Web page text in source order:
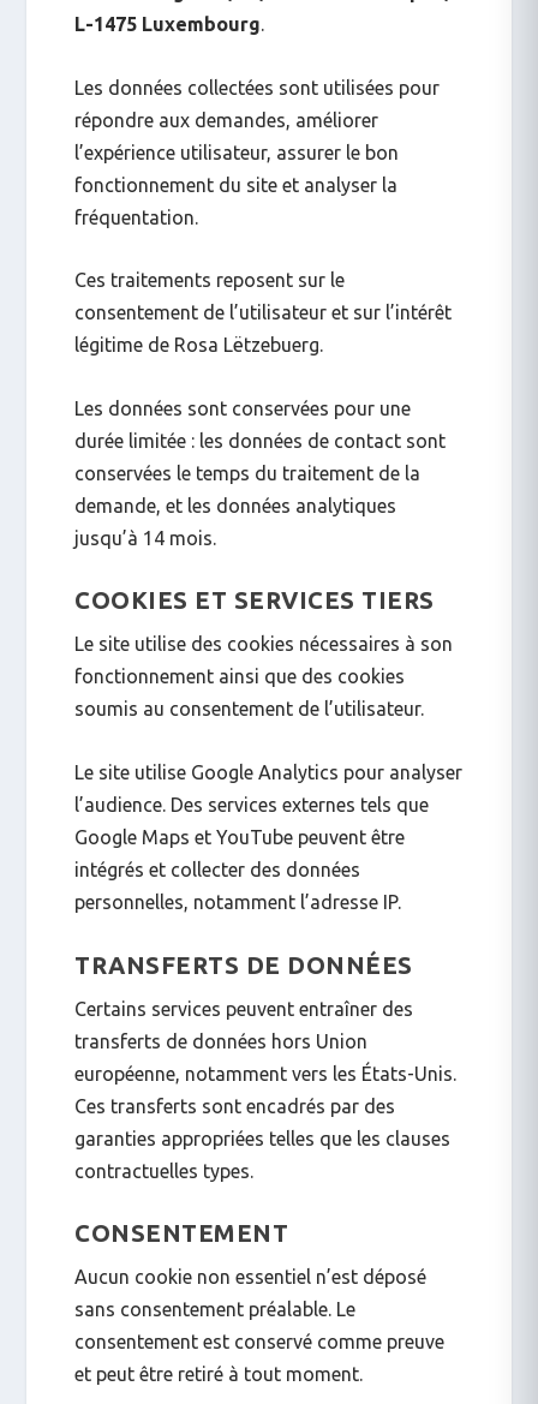
L-1475 Luxembourg.
Les données collectées sont utilisées pour
répondre aux demandes, améliorer
l’expérience utilisateur, assurer le bon
fonctionnement du site et analyser la
fréquentation.
Ces traitements reposent sur le
consentement de l’utilisateur et sur l’intérêt
légitime de Rosa Lëtzebuerg.
Les données sont conservées pour une
durée limitée : les données de contact sont
conservées le temps du traitement de la
demande, et les données analytiques
jusqu’à 14 mois.
COOKIES ET SERVICES TIERS
Le site utilise des cookies nécessaires à son
fonctionnement ainsi que des cookies
soumis au consentement de l’utilisateur.
Le site utilise Google Analytics pour analyser
l’audience. Des services externes tels que
Google Maps et YouTube peuvent être
intégrés et collecter des données
personnelles, notamment l’adresse IP.
TRANSFERTS DE DONNÉES
Certains services peuvent entraîner des
transferts de données hors Union
européenne, notamment vers les États-Unis.
Ces transferts sont encadrés par des
garanties appropriées telles que les clauses
contractuelles types.
CONSENTEMENT
Aucun cookie non essentiel n’est déposé
sans consentement préalable. Le
consentement est conservé comme preuve
et peut être retiré à tout moment.